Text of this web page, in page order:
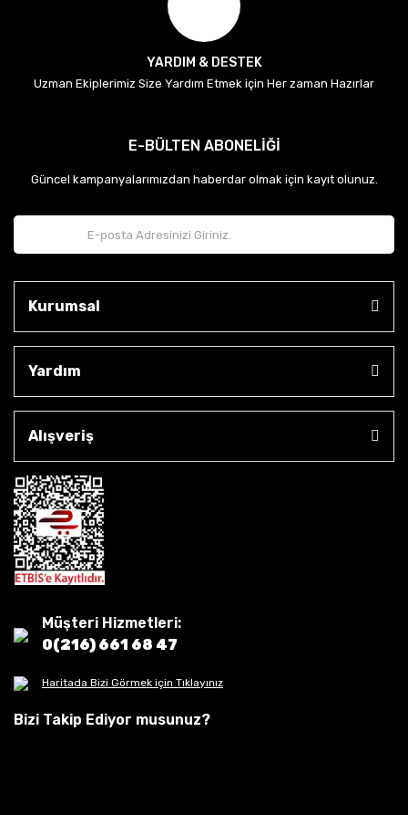
YARDIM & DESTEK
Uzman Ekiplerimiz Size Yardım Etmek için Her zaman Hazırlar
E-BÜLTEN ABONELİĞİ
Güncel kampanyalarımızdan haberdar olmak için kayıt olunuz.
Kurumsal
Yardım
Alışveriş
Müşteri Hizmetleri:
0(216) 661 68 47
Haritada Bizi Görmek için Tıklayınız
Bizi Takip Ediyor musunuz?